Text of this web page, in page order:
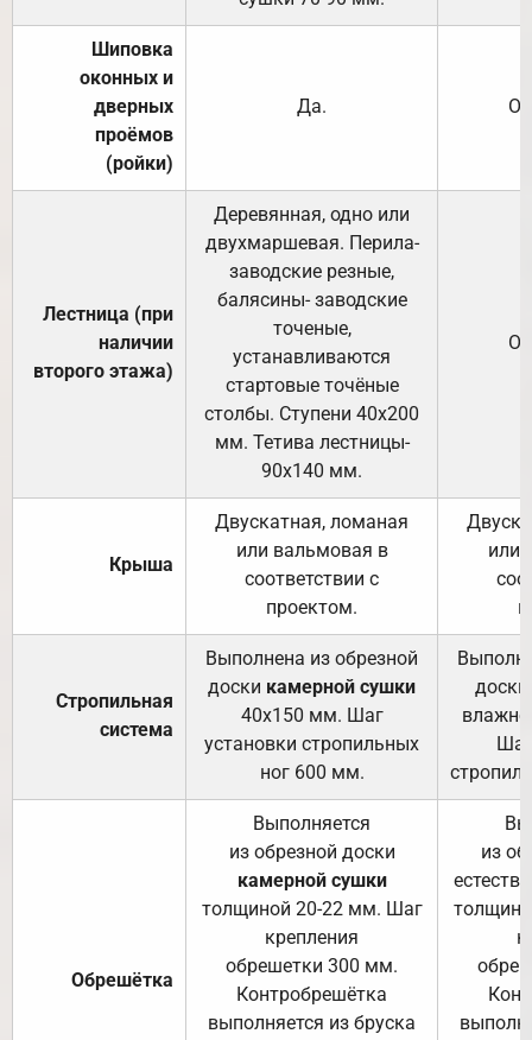
Шиповка
оконных и
дверных
проёмов
(ройки)
Да.
Лестница (при
наличии
второго этажа)
Деревянная, одно или
двухмаршевая. Перила-
заводские резные,
балясины- заводские
точеные,
устанавливаются
стартовые точёные
столбы. Ступени 40х200
мм. Тетива лестницы-
90х140 мм.
Крыша
Двускатная, ломаная
или вальмовая в
соответствии с
проектом.
или
Стропильная
система
Выполнена из обрезной
доски камерной сушки
40х150 мм. Шаг
установки стропильных
ног 600 мм.
доски
Обрешётка
Выполняется
из обрезной доски
камерной сушки
толщиной 20-22 мм. Шаг
крепления
обрешетки 300 мм.
Контробрешётка
выполняется из бруска
из